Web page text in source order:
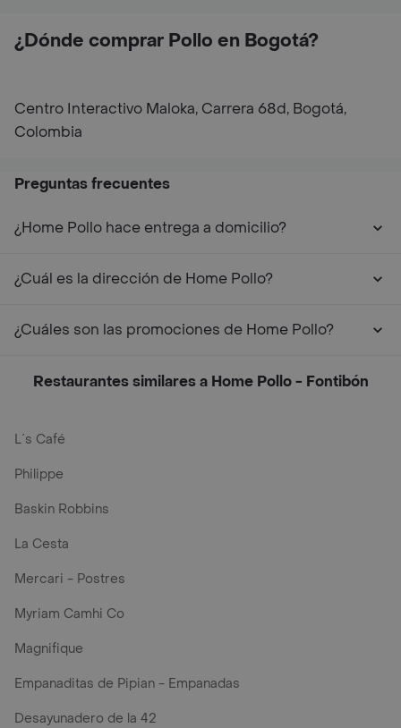
¿Dónde comprar Pollo en Bogotá?
Centro Interactivo Maloka, Carrera 68d, Bogotá,
Colombia
Preguntas frecuentes
¿Home Pollo hace entrega a domicilio?
¿Cuál es la dirección de Home Pollo?
¿Cuáles son las promociones de Home Pollo?
Restaurantes similares a Home Pollo - Fontibón
L´s Café
Philippe
Baskin Robbins
La Cesta
Mercari - Postres
Myriam Camhi Co
Magnifique
Empanaditas de Pipian - Empanadas
Desayunadero de la 42